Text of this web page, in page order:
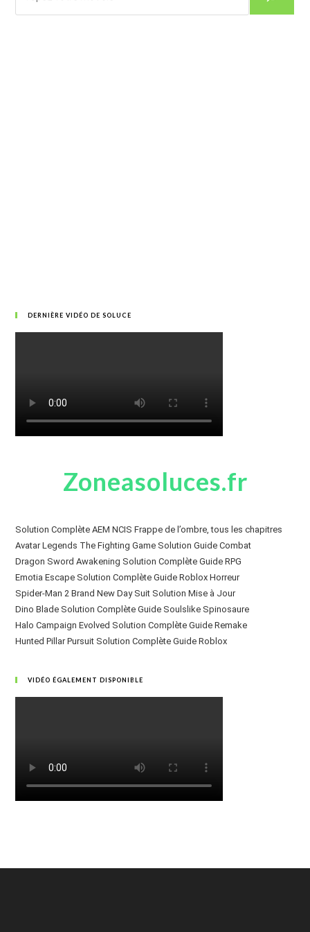
DERNIÈRE VIDÉO DE SOLUCE
Zoneasoluces.fr
Solution Complète AEM NCIS Frappe de l’ombre, tous les chapitres
Avatar Legends The Fighting Game Solution Guide Combat
Dragon Sword Awakening Solution Complète Guide RPG
Emotia Escape Solution Complète Guide Roblox Horreur
Spider-Man 2 Brand New Day Suit Solution Mise à Jour
Dino Blade Solution Complète Guide Soulslike Spinosaure
Halo Campaign Evolved Solution Complète Guide Remake
Hunted Pillar Pursuit Solution Complète Guide Roblox
VIDÉO ÉGALEMENT DISPONIBLE